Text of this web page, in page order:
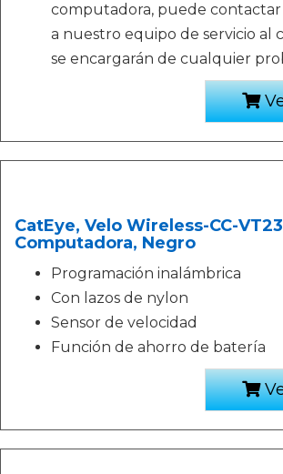
computadora, puede
a nuestro equipo de servicio al
se encargarán de cualquier
CatEye, Velo Wireless-CC-
Computadora, Negro
Programación inalámbrica
Con lazos de nylon
Sensor de velocidad
Función de ahorro de batería